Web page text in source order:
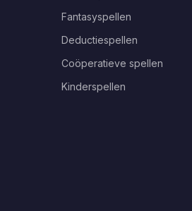
Fantasyspellen
Deductiespellen
Coöperatieve spellen
Kinderspellen